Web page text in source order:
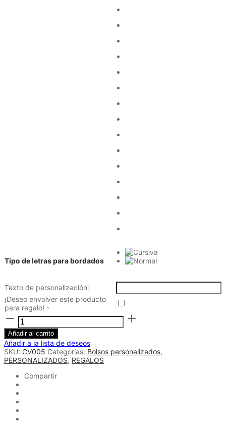
Tipo de letras para bordados
Texto de personalización:
¡Deseo envolver este producto
para regalo! -
Pack
cesto
inicial
de
piel
Rialto
toalla
personalizada
Varena
cantidad
Añadir al carrito
Añadir a la lista de deseos
SKU: CV005 Categorías: Bolsos personalizados,
PERSONALIZADOS, REGALOS
Compartir